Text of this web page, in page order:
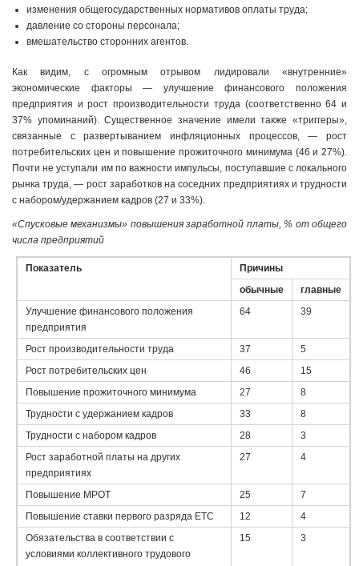
изменения общегосударственных нормативов оплаты труда;
давление со стороны персонала;
вмешательство сторонних агентов.
Как видим, с огромным отрывом лидировали «внутренние»
экономические факторы — улучшение финансового положения
предприятия и рост производительности труда (соответственно 64 и
37% упоминаний). Существенное значение имели также «триггеры»,
связанные с развертыванием инфляционных процессов, — рост
потребительских цен и повышение прожиточного минимума (46 и 27%).
Почти не уступали им по важности импульсы, поступавшие с локального
рынка труда, — рост заработков на соседних предприятиях и трудности
с набором/удержанием кадров (27 и 33%).
«Спусковые механизмы» повышения заработной платы, % от общего
числа предприятий
Показатель
Причины
обычные
главные
Улучшение финансового положения
предприятия
64 39
Рост производительности труда 37
5
Рост потребительских цен
46
15
Повышение прожиточного минимума
27
8
Трудности с удержанием кадров
33
8
Трудности с набором кадров
28
3
Рост заработной платы на других
предприятиях
27 4
Повышение МРОТ 25
7
Повышение ставки первого разряда ЕТС
12
4
Обязательства в соответствии с
условиями коллективного трудового
15 3